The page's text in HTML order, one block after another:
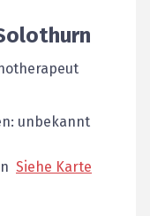
unbekannt
Siehe Karte